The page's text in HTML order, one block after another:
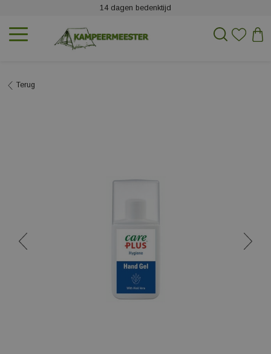
14 dagen bedenktijd
Terug